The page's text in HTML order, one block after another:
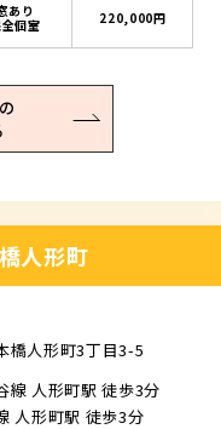
あり
個室
220,000円
人形町
橋人形町3丁目3-5
線 人形町駅 徒歩3分
人形町駅 徒歩3分